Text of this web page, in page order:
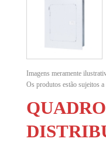
Imagens meramente
Os produtos estão sujeitos